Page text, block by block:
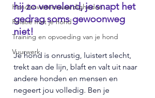
Hondenwetenswaardigheden
Relatie met je hond
Training en opvoeding van je hond
Vuurwerk
hij zo vervelend, je snapt het
gedrag soms gewoonweg
niet!
Je hond is onrustig, luistert slecht,
trekt aan de lijn, blaft en valt uit naar
andere honden en mensen en
negeert jou volledig. Ben je